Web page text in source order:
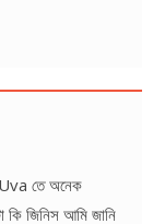
তে অনেক
জিনিস আমি জানি